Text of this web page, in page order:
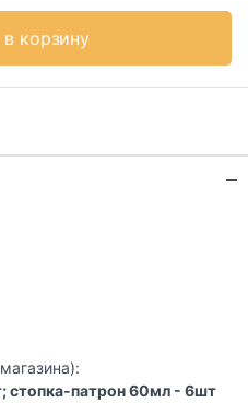
корзину
стопка-патрон 60мл - 6шт